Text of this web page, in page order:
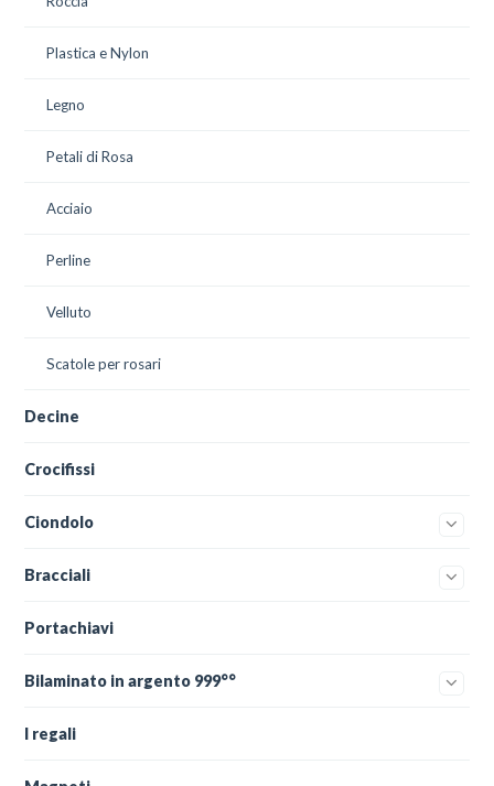
Plastica e Nylon
Legno
Petali di Rosa
Acciaio
Perline
Velluto
Scatole per rosari
Decine
Crocifissi
Ciondolo
Bracciali
Portachiavi
Bilaminato in argento 999°°
I regali